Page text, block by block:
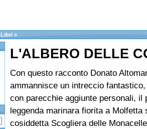
Libri »
L'ALBERO DELLE
Con questo racconto Donato
ammannisce un intreccio
con parecchie aggiunte personali, il
leggenda marinara fiorita a Molfetta
cosiddetta Scogliera delle